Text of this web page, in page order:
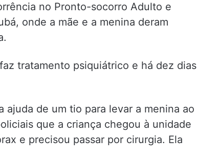
no Pronto-socorro Adulto e
onde a mãe e a menina deram
tratamento psiquiátrico e há dez dias
ajuda de um tio para levar a menina ao
que a criança chegou à unidade
e precisou passar por cirurgia. Ela